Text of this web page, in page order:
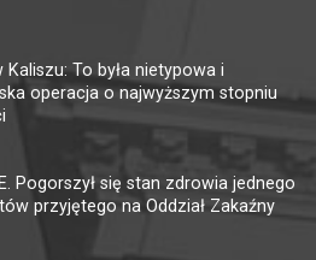
Kaliszu: To była nietypowa i
operacja o najwyższym stopniu
Pogorszył się stan zdrowia jednego
przyjętego na Oddział Zakaźny